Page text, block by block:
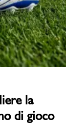
la
di gioco